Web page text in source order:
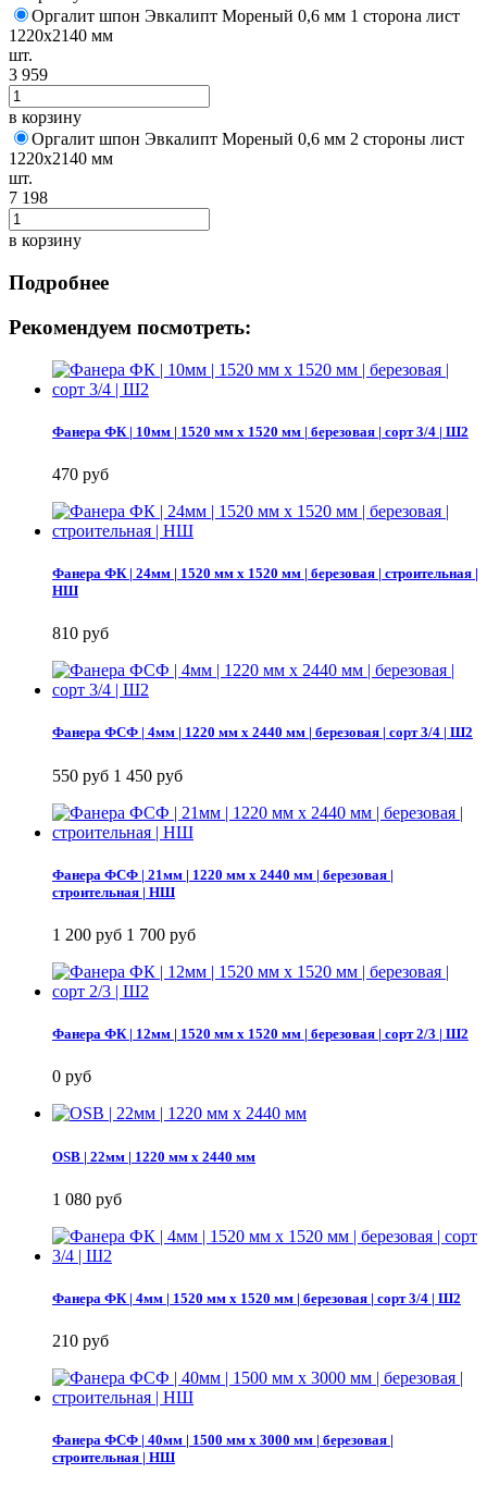
Оргалит шпон Эвкалипт Мореный 0,6 мм 1 сторона лист
1220х2140 мм
шт.
3 959
в корзину
Оргалит шпон Эвкалипт Мореный 0,6 мм 2 стороны лист
1220х2140 мм
шт.
7 198
в корзину
Подробнее
Рекомендуем посмотреть:
Фанера ФК | 10мм | 1520 мм х 1520 мм | березовая | сорт 3/4 | Ш2
470 руб
Фанера ФК | 24мм | 1520 мм х 1520 мм | березовая | строительная |
НШ
810 руб
Фанера ФСФ | 4мм | 1220 мм х 2440 мм | березовая | сорт 3/4 | Ш2
550 руб 1 450 руб
Фанера ФСФ | 21мм | 1220 мм х 2440 мм | березовая |
строительная | НШ
1 200 руб 1 700 руб
Фанера ФК | 12мм | 1520 мм х 1520 мм | березовая | сорт 2/3 | Ш2
0 руб
OSB | 22мм | 1220 мм х 2440 мм
1 080 руб
Фанера ФК | 4мм | 1520 мм х 1520 мм | березовая | сорт 3/4 | Ш2
210 руб
Фанера ФСФ | 40мм | 1500 мм х 3000 мм | березовая |
строительная | НШ